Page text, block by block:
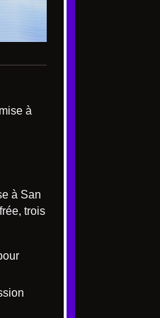
à
à San
trois